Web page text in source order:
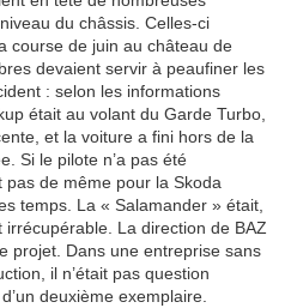
du châssis. Celles-ci
course de juin au château de
devaient servir à peaufiner les
: selon les informations
était au volant du Garde Turbo,
et la voiture a fini hors de la
Si le pilote n’a pas été
pas de même pour la Skoda
temps. La « Salamander » était,
La direction de BAZ
projet. Dans une entreprise sans
il n’était pas question
deuxième exemplaire.